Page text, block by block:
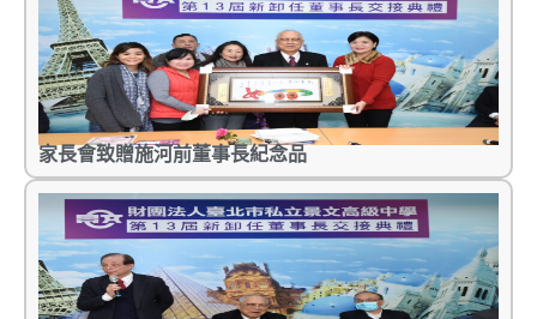
家長會致贈施河前董事長紀念品